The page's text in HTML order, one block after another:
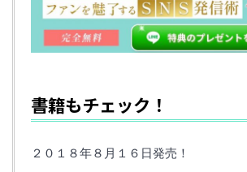
書籍もチェック！
２０１８年８月１６日発売！